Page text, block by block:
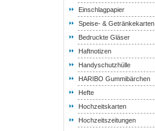
Einschlagpapier
Speise- & Getränkekarten
Bedruckte Gläser
Haftnotizen
Handyschutzhülle
HARIBO Gummibärchen
Hefte
Hochzeitskarten
Hochzeitszeitungen